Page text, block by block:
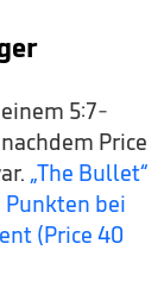
5:7-
Price
„The Bullet“
bei
(Price 40